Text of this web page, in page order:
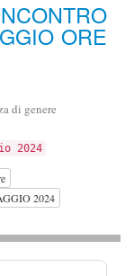
ORE
di genere
2024
2024